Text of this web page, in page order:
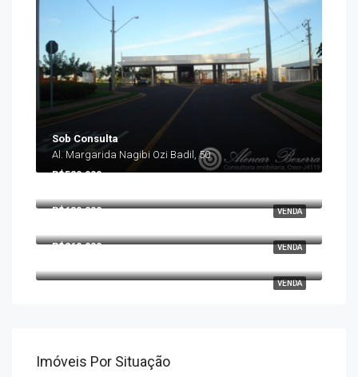
Sob Consulta
Al. Margarida Nagibi Ozi Badil, 50
VENDA
R$520.000
VENDA
R$680.000
VENDA
R$260.000
Imóveis Por Situação